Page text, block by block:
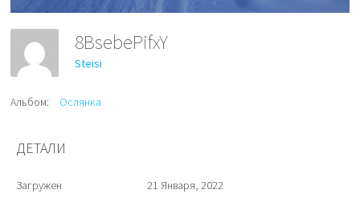
8BsebePifxY
Steisi
Альбом: Ослянка
ДЕТАЛИ
Загружен 21 Января, 2022